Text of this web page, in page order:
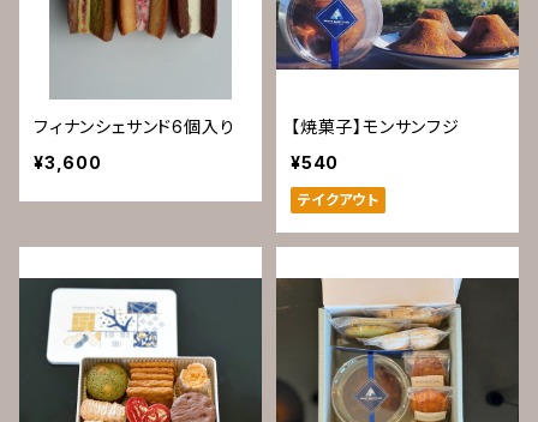
フィナンシェサンド6個入り
¥3,600
【焼菓子】モンサンフジ
¥540
テイクアウト